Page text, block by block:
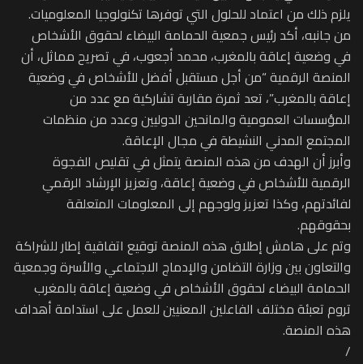
يلزم ذلك من اعتماد للحلول التي توفرها تكنولوجيا المعلوميات.
من جانبه، أكد رئيس جمعية الحمامة البيضاء لحقوق الأشخاص
في وضعية إعاقة بالمغرب، محمد أجعوب، في تصريح مماثل، أن
المنصة الرقمية “من أجل مستقبل أفضل للأشخاص في وضعية
إعاقة بالمغرب”، تعد ثمرة مقاربة تشاركية مع عدد من
المؤسسات العمومية والمانحين الدوليين وعدد من منظمات
المجتمع المدني النشيطة في مجال الإعاقة.
وأبرز أن الهدف من هذه المنصة يتمثل في تقليص الفجوة
الرقمية للأشخاص في وضعية إعاقة، وتعزيز الإرشاد الرقمي
لفائدتهم، وكذا تعزيز ولوجهم إلى المعلومات المتعلقة
بحقوقهم.
وتم على هامش إطلاق هذه المنصة توقيع اتفاقية إطار للشراكة
والتعاون بين وزارة التضامن والإدماج الاجتماعي والأسرة وجمعية
الحمامة البيضاء لحقوق الأشخاص في وضعية إعاقة بالمغرب
تروم تعبئة مختلف الفاعلين المعنيين للعمل على استدامة أهداف
هذه المنصة.
/